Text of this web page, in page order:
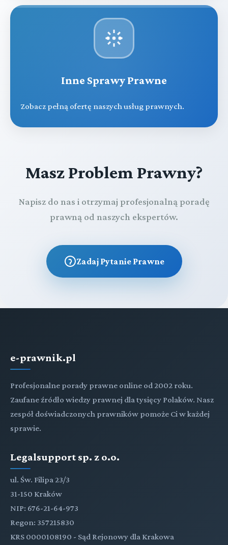
Inne Sprawy Prawne
Zobacz pełną ofertę naszych usług prawnych.
Masz Problem Prawny?
Napisz do nas i otrzymaj profesjonalną poradę
prawną od naszych ekspertów.
Zadaj Pytanie Prawne
e-prawnik.pl
Profesjonalne porady prawne online od 2002 roku.
Zaufane źródło wiedzy prawnej dla tysięcy Polaków. Nasz
zespół doświadczonych prawników pomoże Ci w każdej
sprawie.
Legalsupport sp. z o.o.
ul. Św. Filipa 23/3
31-150 Kraków
NIP: 676-21-64-973
Regon: 357215830
KRS 0000108190 - Sąd Rejonowy dla Krakowa